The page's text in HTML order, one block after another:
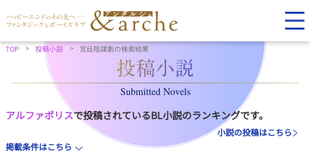
TOP 投稿小説 宮廷陰謀劇の検索結果
Submitted Novels
アルファポリスで投稿されているBL小説のランキングです。
小説の投稿はこちら
掲載条件はこちら